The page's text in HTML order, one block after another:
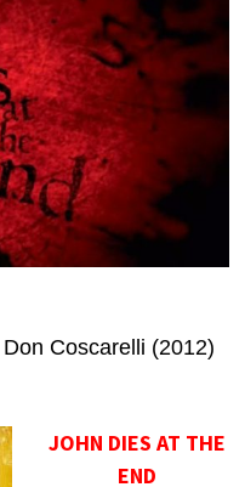
Coscarelli (2012)
JOHN DIES AT THE
END